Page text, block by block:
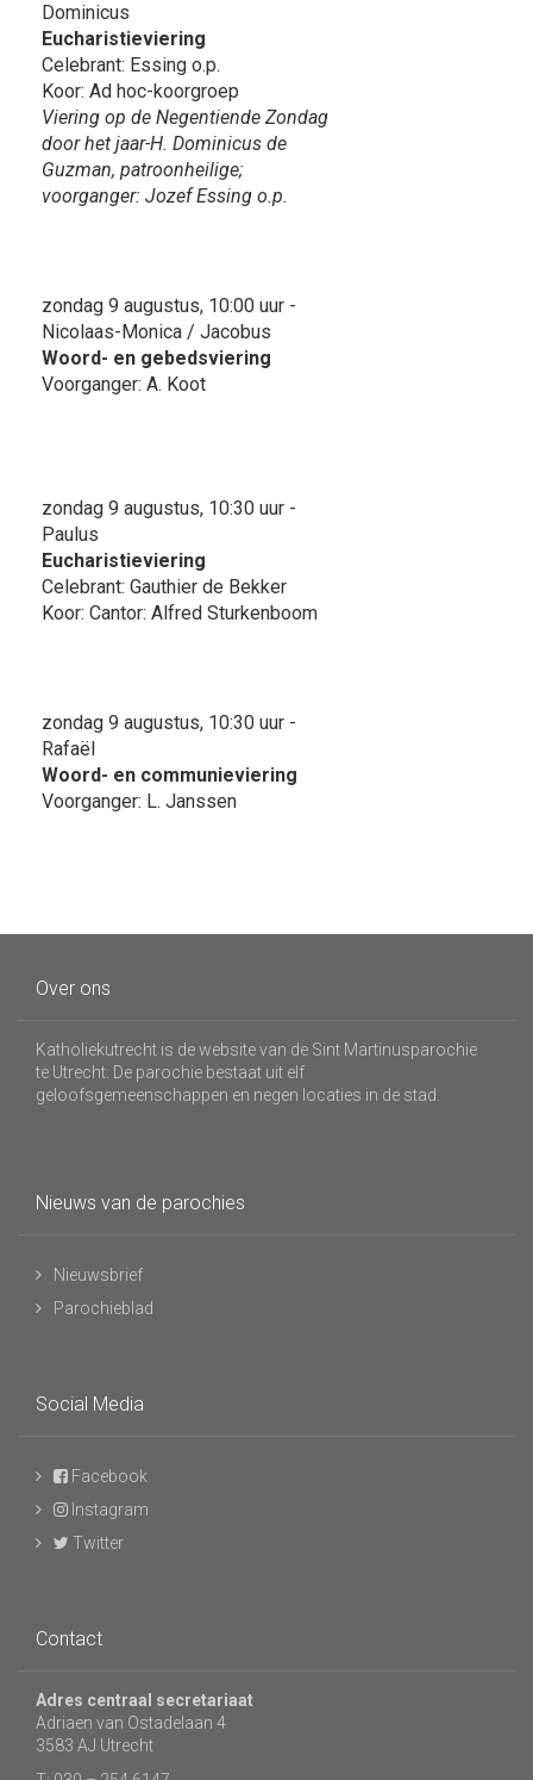
Dominicus
Eucharistieviering
Celebrant: Essing o.p.
Koor: Ad hoc-koorgroep
Viering op de Negentiende Zondag
door het jaar-H. Dominicus de
Guzman, patroonheilige;
voorganger: Jozef Essing o.p.
zondag 9 augustus, 10:00 uur -
Nicolaas-Monica / Jacobus
Woord- en gebedsviering
Voorganger: A. Koot
zondag 9 augustus, 10:30 uur -
Paulus
Eucharistieviering
Celebrant: Gauthier de Bekker
Koor: Cantor: Alfred Sturkenboom
zondag 9 augustus, 10:30 uur -
Rafaël
Woord- en communieviering
Voorganger: L. Janssen
Over ons
Katholiekutrecht is de website van de Sint Martinusparochie
te Utrecht. De parochie bestaat uit elf
geloofsgemeenschappen en negen locaties in de stad.
Nieuws van de parochies
Nieuwsbrief
Parochieblad
Social Media
Facebook
Instagram
Twitter
Contact
Adres centraal secretariaat
Adriaen van Ostadelaan 4
3583 AJ Utrecht